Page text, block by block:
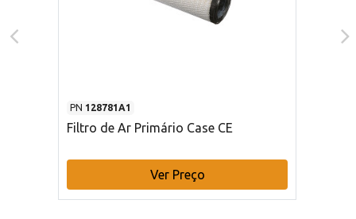
PN 128781A1
Filtro de Ar Primário Case CE
Ver Preço